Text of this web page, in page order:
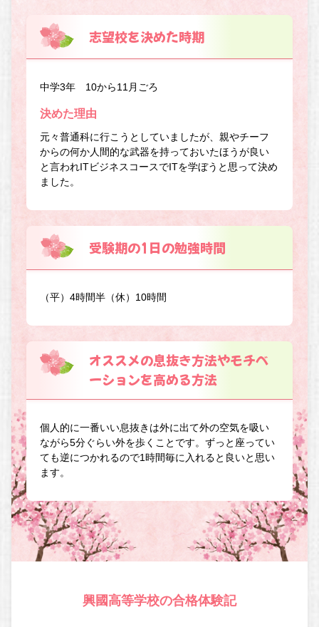
志望校を決めた時期
中学3年 10から11月ごろ
決めた理由
元々普通科に行こうとしていましたが、親やチーフ
からの何か人間的な武器を持っておいたほうが良い
と言われITビジネスコースでITを学ぼうと思って決め
ました。
受験期の1日の勉強時間
（平）4時間半（休）10時間
オススメの息抜き方法やモチベ
ーションを高める方法
個人的に一番いい息抜きは外に出て外の空気を吸い
ながら5分ぐらい外を歩くことです。ずっと座ってい
ても逆につかれるので1時間毎に入れると良いと思い
ます。
興國高等学校の合格体験記